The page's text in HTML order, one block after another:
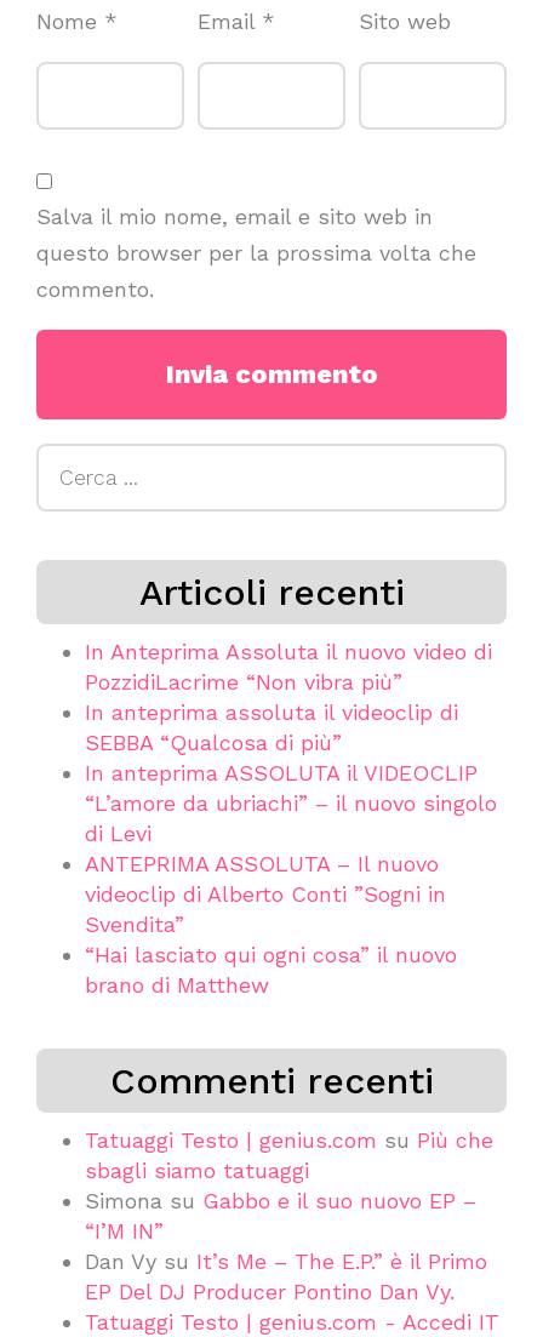
Nome * Email * Sito web
Salva il mio nome, email e sito web in
questo browser per la prossima volta che
commento.
Articoli recenti
In Anteprima Assoluta il nuovo video di
PozzidiLacrime “Non vibra più”
In anteprima assoluta il videoclip di
SEBBA “Qualcosa di più”
In anteprima ASSOLUTA il VIDEOCLIP
“L’amore da ubriachi” – il nuovo singolo
di Levi
ANTEPRIMA ASSOLUTA – Il nuovo
videoclip di Alberto Conti ”Sogni in
Svendita”
“Hai lasciato qui ogni cosa” il nuovo
brano di Matthew
Commenti recenti
Tatuaggi Testo | genius.com su Più che
sbagli siamo tatuaggi
Simona su Gabbo e il suo nuovo EP –
“I’M IN”
Dan Vy su It’s Me – The E.P.” è il Primo
EP Del DJ Producer Pontino Dan Vy.
Tatuaggi Testo | genius.com - Accedi IT